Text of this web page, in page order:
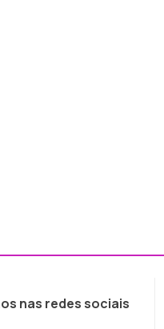
nas redes sociais